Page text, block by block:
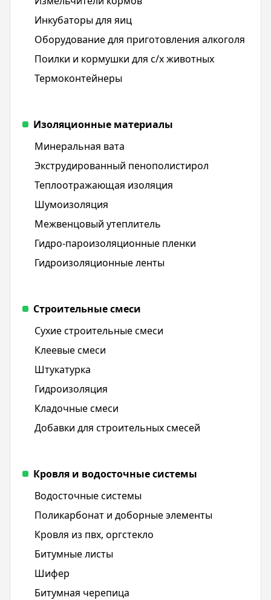
Инкубаторы для яиц
Оборудование для приготовления алкоголя
Поилки и кормушки для с/х животных
Термоконтейнеры
Изоляционные материалы
Минеральная вата
Экструдированный пенополистирол
Теплоотражающая изоляция
Шумоизоляция
Межвенцовый утеплитель
Гидро-пароизоляционные пленки
Гидроизоляционные ленты
Строительные смеси
Сухие строительные смеси
Клеевые смеси
Штукатурка
Гидроизоляция
Кладочные смеси
Добавки для строительных смесей
Кровля и водосточные системы
Водосточные системы
Поликарбонат и доборные элементы
Кровля из пвх, оргстекло
Битумные листы
Шифер
Битумная черепица